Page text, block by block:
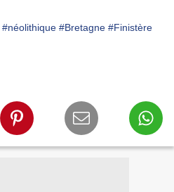
#néolithique #Bretagne #Finistère